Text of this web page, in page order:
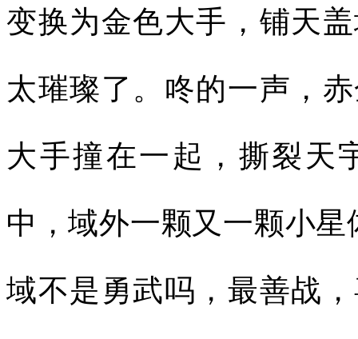
变换为金色大手，铺天
太璀璨了。咚的一声，
大手撞在一起，撕裂天
中，域外一颗又一颗小
域不是勇武吗，最善战